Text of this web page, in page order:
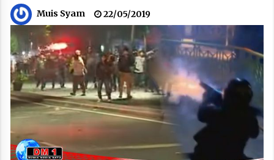
Muis Syam 22/05/2019